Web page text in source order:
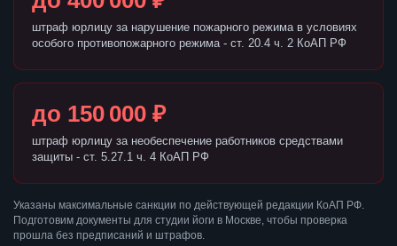
штраф юрлицу за нарушение пожарного режима в условиях
особого противопожарного режима - ст. 20.4 ч. 2 КоАП РФ
до 150 000 ₽
штраф юрлицу за необеспечение работников средствами
защиты - ст. 5.27.1 ч. 4 КоАП РФ
Указаны максимальные санкции по действующей редакции КоАП РФ.
Подготовим документы для студии йоги в Москве, чтобы проверка
прошла без предписаний и штрафов.